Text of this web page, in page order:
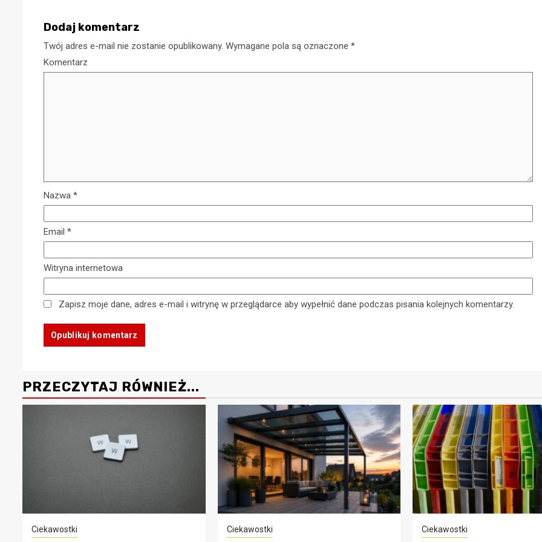
Dodaj komentarz
Twój adres e-mail nie zostanie opublikowany. Wymagane pola są oznaczone *
Komentarz
Nazwa *
Email *
Witryna internetowa
Zapisz moje dane, adres e-mail i witrynę w przeglądarce aby wypełnić dane podczas pisania kolejnych komentarzy.
procesy
Sprawdź!
podarunkowe –
nowoczesna
30 grudnia 2025
między tymi
dwiema
8 kwietnia 2025
PRZECZYTAJ RÓWNIEŻ...
Ciekawostki Ciekawostki Ciekawostki